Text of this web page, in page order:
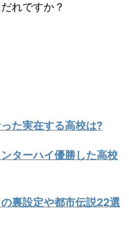
れですか？
た実在する高校は?
ターハイ優勝した高校
裏設定や都市伝説22選